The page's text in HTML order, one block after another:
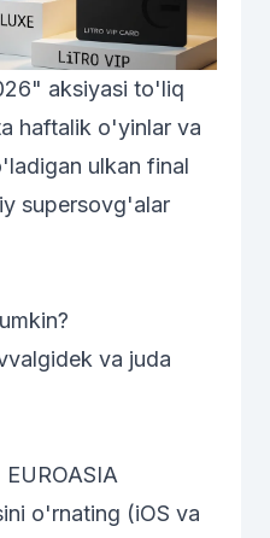
aksiyasi to'liq
haftalik o'yinlar va
ulkan final
supersovg'alar
va juda
EUROASIA
o'rnating (iOS va